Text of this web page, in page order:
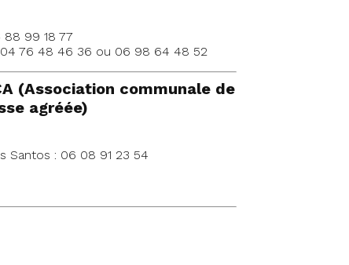
88 99 18 77
76 48 46 36 ou 06 98 64 48 52
(Association communale de
agréée)
Santos : 06 08 91 23 54